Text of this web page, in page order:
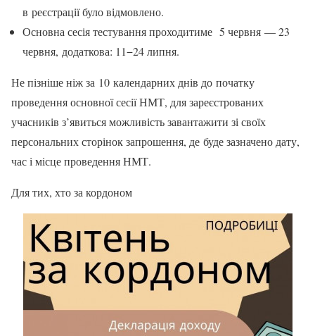
в реєстрації було відмовлено.
Основна сесія тестування проходитиме 5 червня — 23
червня, додаткова: 11−24 липня.
Не пізніше ніж за 10 календарних днів до початку
проведення основної сесії НМТ, для зареєстрованих
учасників з’явиться можливість завантажити зі своїх
персональних сторінок запрошення, де буде зазначено дату,
час і місце проведення НМТ.
Для тих, хто за кордоном